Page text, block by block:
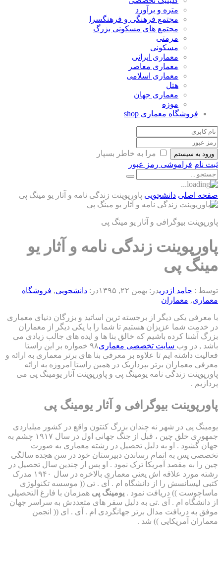
متره و برآورد
مجتمع فرهنگی و فرهنگسرا
مجتمع های مسکونی بزرگ
مسکونی
معماری ایرانی
معماری معاصر
معماری اسلامی
معماری جهان
معماریshop
مرا به خاطر بسپار
رمز عبور
دانشجویی پاورپوینت زندگی نامه و آثار یو مینگ پی
و آثار یو مینگ پی
زندگی نامه و آثار یو
پی
اژدری در:بهمن ۲۲, ۱۳۹۵ در:دانشجویی , فروشگاه
دیگر از برجسته ترین اساتید و بزرگان دنیای معماری
عزیزان هستیم تا شما را با یکی دیگر از معماران
کرده باشیم که خالق بنا ها و ایده های جالب زیادی می
وبسایت تخصصی معماری
۹۸ خمواره بر این راستا
ایم تا علاوه بر معرفی بنا های برتر معماری به ارائه و
برتر بپردازیک در همین راستا امروزه به ارائه
زندگی نامه یومینگ پی و پاورپوینت آثار یومینگ پی می
بیوگرافی و آثار یومینگ پی
در شهر نه چندان بزرگ کنتون واقع در کشور میلیاردی
جمهوری خلق چین ، قبل از جنگ جهانی اول در سال ۱۹۱۷ چشم به
. او به دلیل تحصیل در رشته معماری به صورت
به اتمام رساندن دبیرستان خود در سن هجده سالگی
آمریکا ترک نمود . او پس از چندین سال تحصیل در
رشته مورد علاقه اش یعنی معماری بالاخره در سال ۱۹۴۰ مدرک
را از دانشگاه ام . آی . تی (( موسسه تکنولوژی
)) دریافت نمود .یومینگ پیهمزمان با فارغ التحصیلی
ام . آی .تی به دلیل سفر های متعددش به سراسر جهان
مدال برتر جهانگردی ام . آی . ای (( انجمن
)) شد .